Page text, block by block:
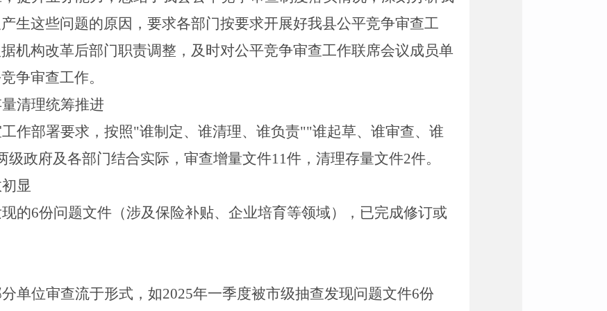
生这些问题的原因，要求各部门按要求开展好我县公平竞争审查工
机构改革后部门职责调整，及时对公平竞争审查工作联席会议成员单
争审查工作。
清理统筹推进
作部署要求，按照"谁制定、谁清理、谁负责""谁起草、谁审查、谁
级政府及各部门结合实际，审查增量文件11件，清理存量文件2件。
显
的6份问题文件（涉及保险补贴、企业培育等领域），已完成修订或
单位审查流于形式，如2025年一季度被市级抽查发现问题文件6份